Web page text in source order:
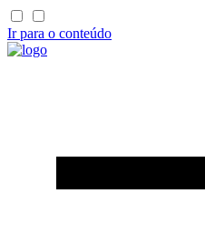
Ir para o conteúdo